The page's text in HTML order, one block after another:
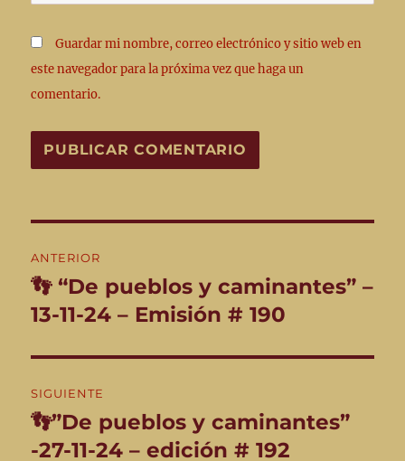
Guardar mi nombre, correo electrónico y sitio web en
este navegador para la próxima vez que haga un
comentario.
de
entradas
ANTERIOR
Entrada
anterior:
👣 “De pueblos y caminantes” –
13-11-24 – Emisión # 190
SIGUIENTE
Entrada
siguiente:
👣”De pueblos y caminantes”
-27-11-24 – edición # 192